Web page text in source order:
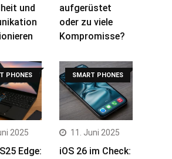
und
aufgerüstet
oder zu viele
Kompromisse?
PHONES
2025
Edge:
SMART PHONES
11. Juni 2025
iOS 26 im Check: